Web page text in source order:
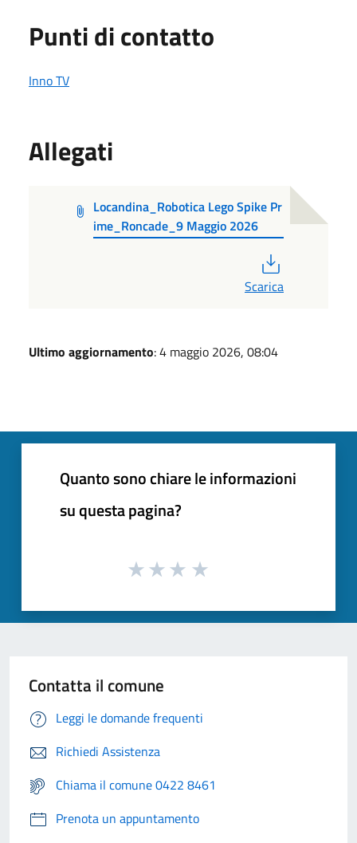
Punti di contatto
Inno TV
Allegati
Locandina_Robotica Lego Spike Pr
ime_Roncade_9 Maggio 2026
Scarica
Ultimo aggiornamento: 4 maggio 2026, 08:04
Quanto sono chiare le informazioni
su questa pagina?
Contatta il comune
Leggi le domande frequenti
Richiedi Assistenza
Chiama il comune 0422 8461
Prenota un appuntamento